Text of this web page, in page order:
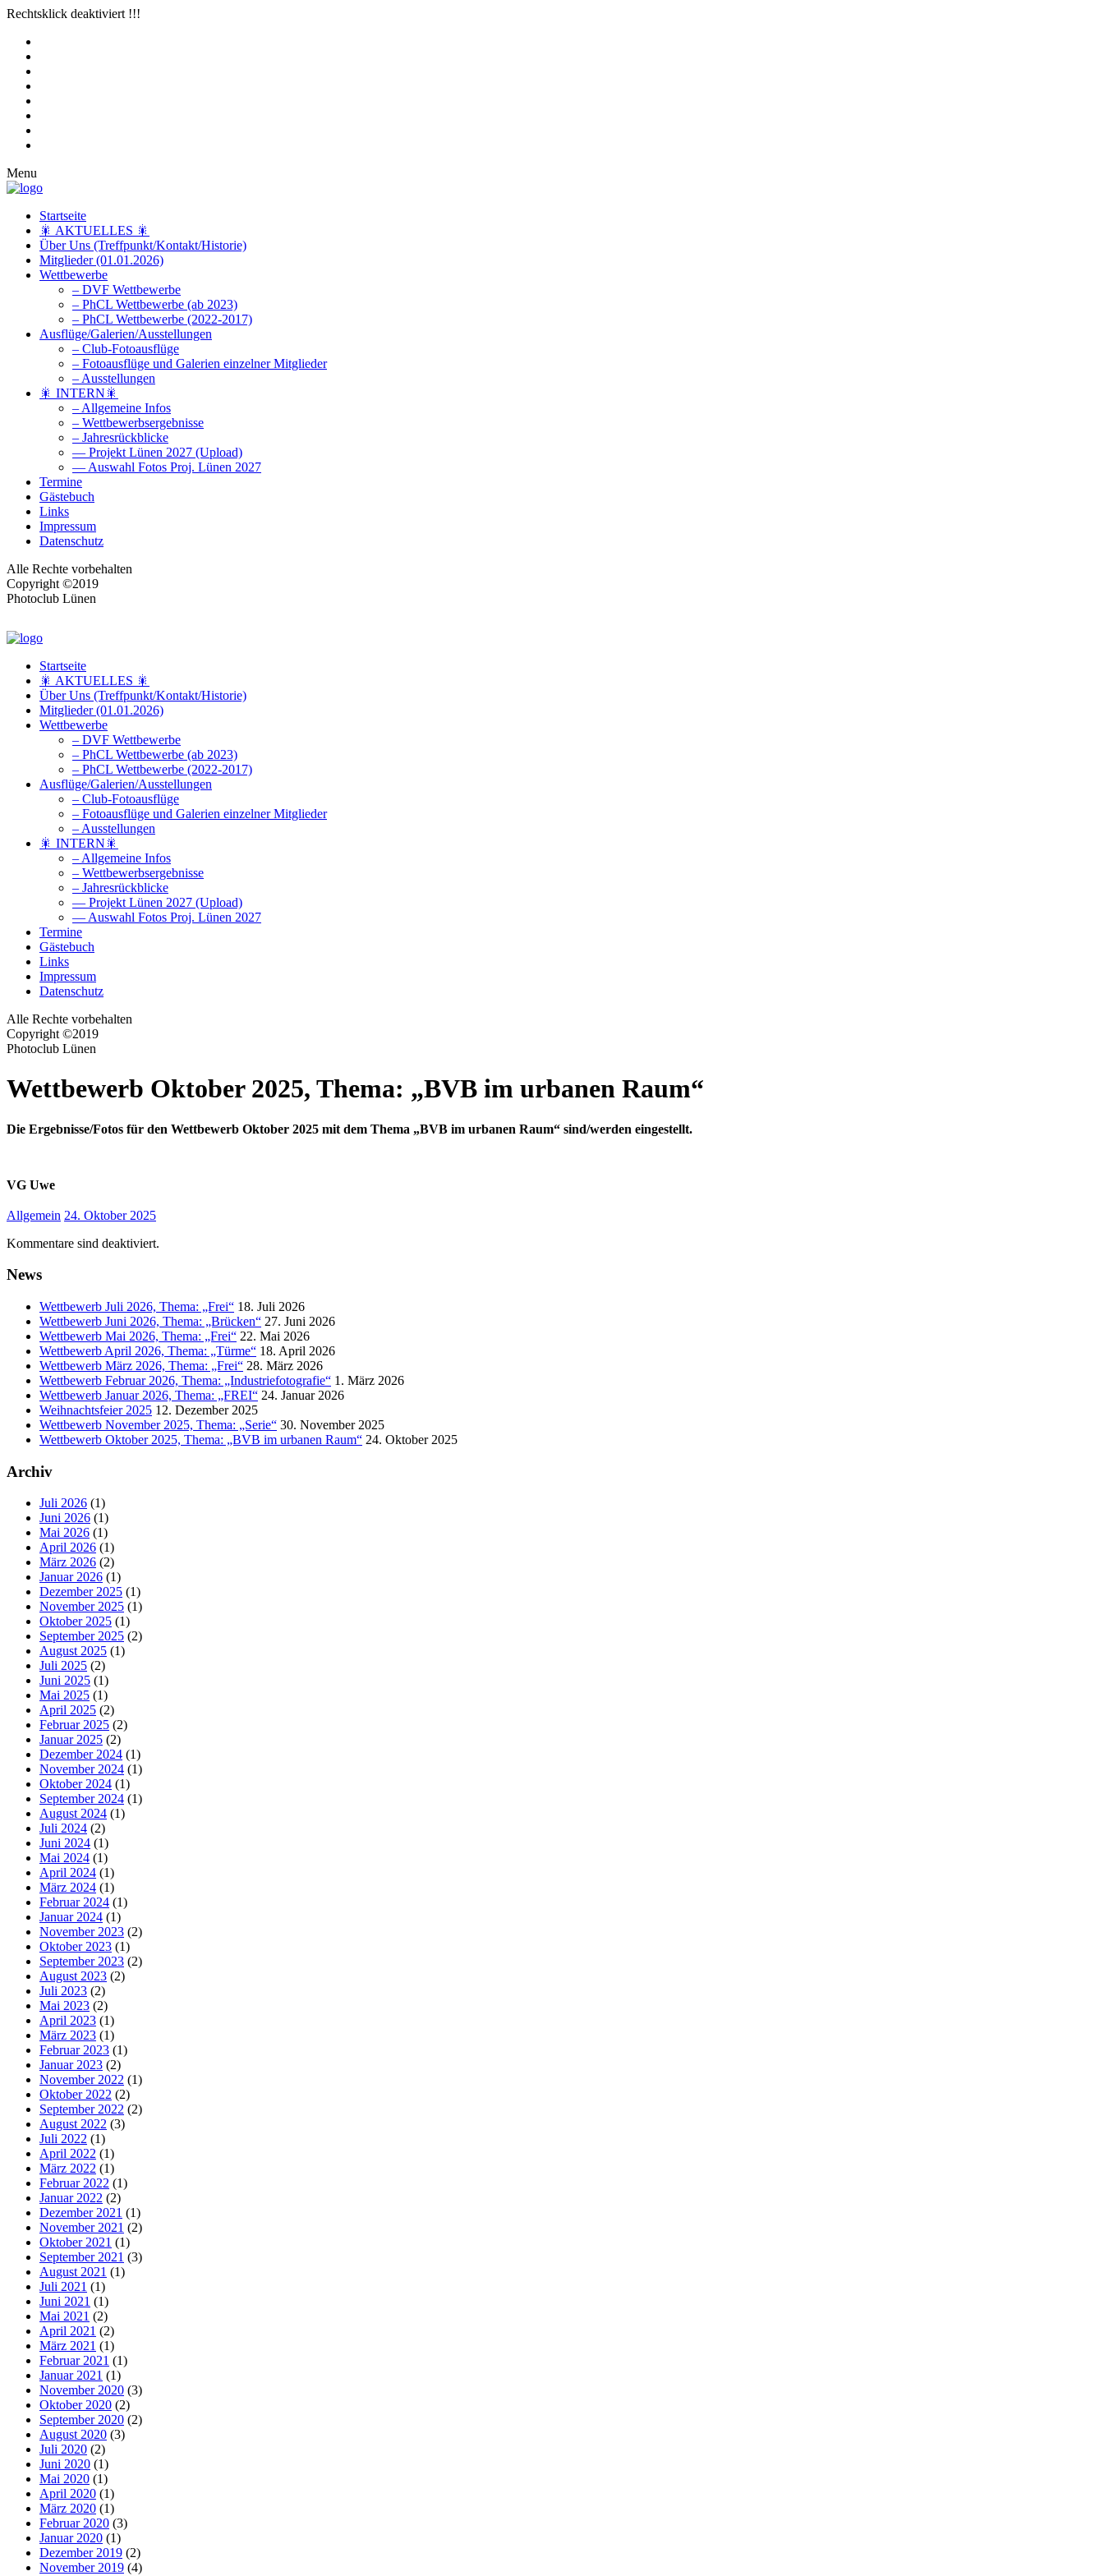
Rechtsklick deaktiviert !!!
Menu
Startseite
🎇 AKTUELLES 🎇
Über Uns (Treffpunkt/Kontakt/Historie)
Mitglieder (01.01.2026)
Wettbewerbe
– DVF Wettbewerbe
– PhCL Wettbewerbe (ab 2023)
– PhCL Wettbewerbe (2022-2017)
Ausflüge/Galerien/Ausstellungen
– Club-Fotoausflüge
– Fotoausflüge und Galerien einzelner Mitglieder
– Ausstellungen
🎇 INTERN🎇
– Allgemeine Infos
– Wettbewerbsergebnisse
– Jahresrückblicke
— Projekt Lünen 2027 (Upload)
— Auswahl Fotos Proj. Lünen 2027
Termine
Gästebuch
Links
Impressum
Datenschutz
Alle Rechte vorbehalten
Copyright ©2019
Photoclub Lünen
Startseite
🎇 AKTUELLES 🎇
Über Uns (Treffpunkt/Kontakt/Historie)
Mitglieder (01.01.2026)
Wettbewerbe
– DVF Wettbewerbe
– PhCL Wettbewerbe (ab 2023)
– PhCL Wettbewerbe (2022-2017)
Ausflüge/Galerien/Ausstellungen
– Club-Fotoausflüge
– Fotoausflüge und Galerien einzelner Mitglieder
– Ausstellungen
🎇 INTERN🎇
– Allgemeine Infos
– Wettbewerbsergebnisse
– Jahresrückblicke
— Projekt Lünen 2027 (Upload)
— Auswahl Fotos Proj. Lünen 2027
Termine
Gästebuch
Links
Impressum
Datenschutz
Alle Rechte vorbehalten
Copyright ©2019
Photoclub Lünen
Wettbewerb Oktober 2025, Thema: „BVB im urbanen Raum“
Die Ergebnisse/Fotos für den Wettbewerb Oktober 2025 mit dem Thema „BVB im urbanen Raum“ sind/werden eingestellt.
VG Uwe
Allgemein 24. Oktober 2025
Kommentare sind deaktiviert.
News
Wettbewerb Juli 2026, Thema: „Frei“ 18. Juli 2026
Wettbewerb Juni 2026, Thema: „Brücken“ 27. Juni 2026
Wettbewerb Mai 2026, Thema: „Frei“ 22. Mai 2026
Wettbewerb April 2026, Thema: „Türme“ 18. April 2026
Wettbewerb März 2026, Thema: „Frei“ 28. März 2026
Wettbewerb Februar 2026, Thema: „Industriefotografie“ 1. März 2026
Wettbewerb Januar 2026, Thema: „FREI“ 24. Januar 2026
Weihnachtsfeier 2025 12. Dezember 2025
Wettbewerb November 2025, Thema: „Serie“ 30. November 2025
Wettbewerb Oktober 2025, Thema: „BVB im urbanen Raum“ 24. Oktober 2025
Archiv
Juli 2026 (1)
Juni 2026 (1)
Mai 2026 (1)
April 2026 (1)
März 2026 (2)
Januar 2026 (1)
Dezember 2025 (1)
November 2025 (1)
Oktober 2025 (1)
September 2025 (2)
August 2025 (1)
Juli 2025 (2)
Juni 2025 (1)
Mai 2025 (1)
April 2025 (2)
Februar 2025 (2)
Januar 2025 (2)
Dezember 2024 (1)
November 2024 (1)
Oktober 2024 (1)
September 2024 (1)
August 2024 (1)
Juli 2024 (2)
Juni 2024 (1)
Mai 2024 (1)
April 2024 (1)
März 2024 (1)
Februar 2024 (1)
Januar 2024 (1)
November 2023 (2)
Oktober 2023 (1)
September 2023 (2)
August 2023 (2)
Juli 2023 (2)
Mai 2023 (2)
April 2023 (1)
März 2023 (1)
Februar 2023 (1)
Januar 2023 (2)
November 2022 (1)
Oktober 2022 (2)
September 2022 (2)
August 2022 (3)
Juli 2022 (1)
April 2022 (1)
März 2022 (1)
Februar 2022 (1)
Januar 2022 (2)
Dezember 2021 (1)
November 2021 (2)
Oktober 2021 (1)
September 2021 (3)
August 2021 (1)
Juli 2021 (1)
Juni 2021 (1)
Mai 2021 (2)
April 2021 (2)
März 2021 (1)
Februar 2021 (1)
Januar 2021 (1)
November 2020 (3)
Oktober 2020 (2)
September 2020 (2)
August 2020 (3)
Juli 2020 (2)
Juni 2020 (1)
Mai 2020 (1)
April 2020 (1)
März 2020 (1)
Februar 2020 (3)
Januar 2020 (1)
Dezember 2019 (2)
November 2019 (4)